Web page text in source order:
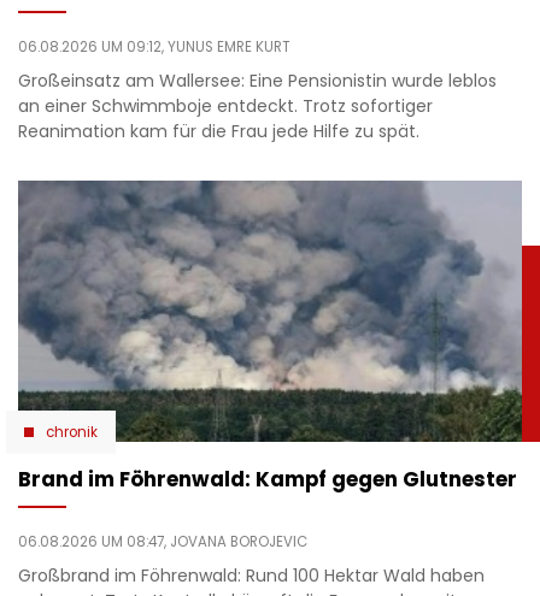
06.08.2026 UM 09:12,YUNUS EMRE KURT
Großeinsatz am Wallersee: Eine Pensionistin wurde leblos
an einer Schwimmboje entdeckt. Trotz sofortiger
Reanimation kam für die Frau jede Hilfe zu spät.
chronik
Brand im Föhrenwald: Kampf gegen Glutnester
06.08.2026 UM 08:47, JOVANA BOROJEVIC
Großbrand im Föhrenwald: Rund 100 Hektar Wald haben